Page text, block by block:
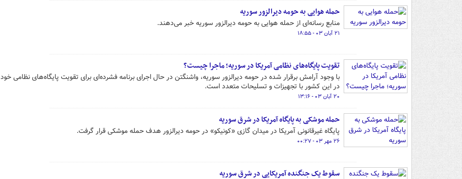
حمله هوایی به حومه دیرالزور سوریه
منابع رسانه‌ای از حمله هوایی به حومه دیرالزور سوریه خبر می‌دهند.
۲۱ آبان ۰۳ - ۱۸:۵۵
تقویت پایگاه‌های نظامی آمریکا در سوریه؛ ماجرا چیست؟
با وجود آرامش برقرار شده در حومه دیرالزور سوریه، واشنگتن در حال اجرای برنامه‌ فشرده‌ای برای تقویت پایگاه‌های نظامی خود
در این کشور با تجهیزات و تسلیحات متعدد است.
۲۰ آبان ۰۳ - ۱۳:۱۶
حمله موشکی به پایگاه آمریکا در شرق سوریه
پایگاه غیرقانونی آمریکا در میدان گازی «کونیکو» در حومه دیرالزور هدف حمله موشکی قرار گرفت.
۲۶ مهر ۰۳ - ۰۰:۲۷
سقوط یک جنگنده آمریکایی در شرق سوریه